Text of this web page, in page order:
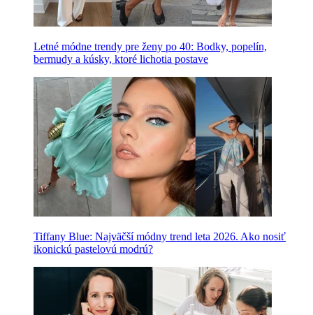
Letné módne trendy pre ženy po 40: Bodky, popelín,
bermudy a kúsky, ktoré lichotia postave
Tiffany Blue: Najväčší módny trend leta 2026. Ako nosiť
ikonickú pastelovú modrú?